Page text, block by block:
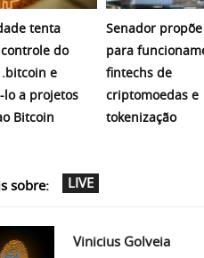
tenta
do
e
a projetos
Bitcoin
Senador
para
fintechs de
criptomoedas e
tokenização
sobre: LIVE
Vinicius Golveia